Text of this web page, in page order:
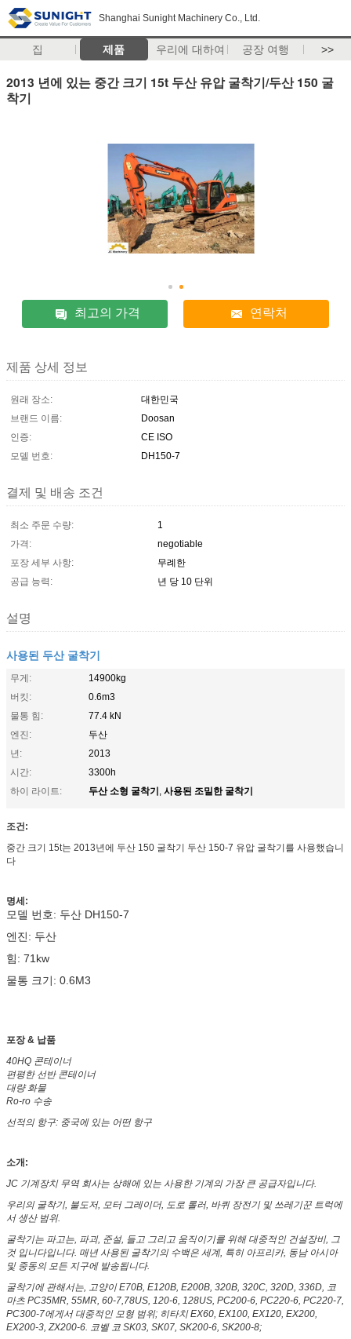
Shanghai Sunight Machinery Co., Ltd.
집 제품 우리에 대하여 공장 여행 >>
2013 년에 있는 중간 크기 15t 두산 유압 굴착기/두산 150 굴
착기
최고의 가격 연락처
제품 상세 정보
원래 장소:
대한민국
브랜드 이름:
Doosan
인증:
CE ISO
모델 번호:
DH150-7
결제 및 배송 조건
최소 주문 수량:
1
가격:
negotiable
포장 세부 사항:
무례한
공급 능력:
년 당 10 단위
설명
사용된 두산 굴착기
무게:
14900kg
버킷:
0.6m3
물통 힘:
77.4 kN
엔진:
두산
년:
2013
시간:
3300h
하이 라이트:
두산 소형 굴착기, 사용된 조밀한 굴착기
조건:
중간 크기 15t는 2013년에 두산 150 굴착기 두산 150-7 유압 굴착기를 사용했습니
다
명세:
모델 번호: 두산 DH150-7
엔진: 두산
힘: 71kw
물통 크기: 0.6M3
포장 & 납품
40HQ 콘테이너
편평한 선반 콘테이너
대량 화물
Ro-ro 수송
선적의 항구: 중국에 있는 어떤 항구
소개:
JC 기계장치 무역 회사는 상해에 있는 사용한 기계의 가장 큰 공급자입니다.
우리의 굴착기, 불도저, 모터 그레이더, 도로 롤러, 바퀴 장전기 및 쓰레기꾼 트럭에
서 생산 범위.
굴착기는 파고는, 파괴, 준설, 들고 그리고 움직이기를 위해 대중적인 건설장비, 그
것 입니다입니다. 매년 사용된 굴착기의 수백은 세계, 특히 아프리카, 동남 아시아
및 중동의 모든 지구에 발송됩니다.
굴착기에 관해서는, 고양이 E70B, E120B, E200B, 320B, 320C, 320D, 336D, 코
마츠 PC35MR, 55MR, 60-7,78US, 120-6, 128US, PC200-6, PC220-6, PC220-7,
PC300-7에게서 대중적인 모형 범위; 히타치 EX60, EX100, EX120, EX200,
EX200-3, ZX200-6. 코벨 코 SK03, SK07, SK200-6, SK200-8;